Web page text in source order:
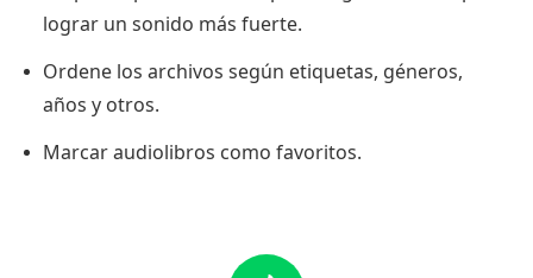
lograr un sonido más fuerte.
Ordene los archivos según etiquetas, géneros,
años y otros.
Marcar audiolibros como favoritos.